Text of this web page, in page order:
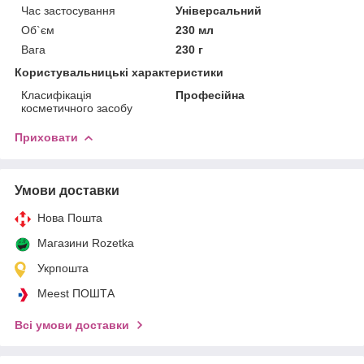
Час застосування
Універсальний
Об`єм
230 мл
Вага
230 г
Користувальницькі характеристики
Класифікація
косметичного засобу
Професійна
Приховати
Умови доставки
Нова Пошта
Магазини Rozetka
Укрпошта
Meest ПОШТА
Всі умови доставки